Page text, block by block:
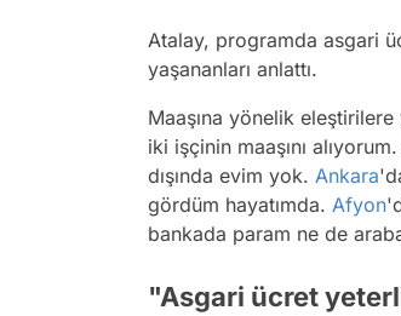
Atalay, programda asgari
yaşananları anlattı.
Maaşına yönelik
iki işçinin maaşını
dışında evim yok. Ankara
gördüm hayatımda. Afyon
bankada param ne de
"Asgari ücret